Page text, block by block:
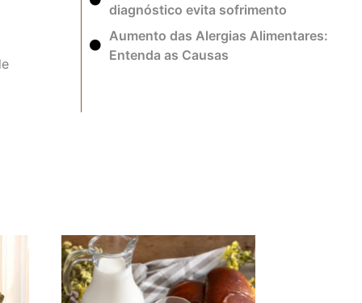
diagnóstico evita sofrimento
Aumento das Alergias Alimentares:
Entenda as Causas
Aumento das Alergias
Alimentares: Entenda as
Causas